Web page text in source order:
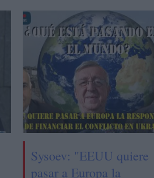
Sysoev: "EEUU quiere
pasar a Europa la